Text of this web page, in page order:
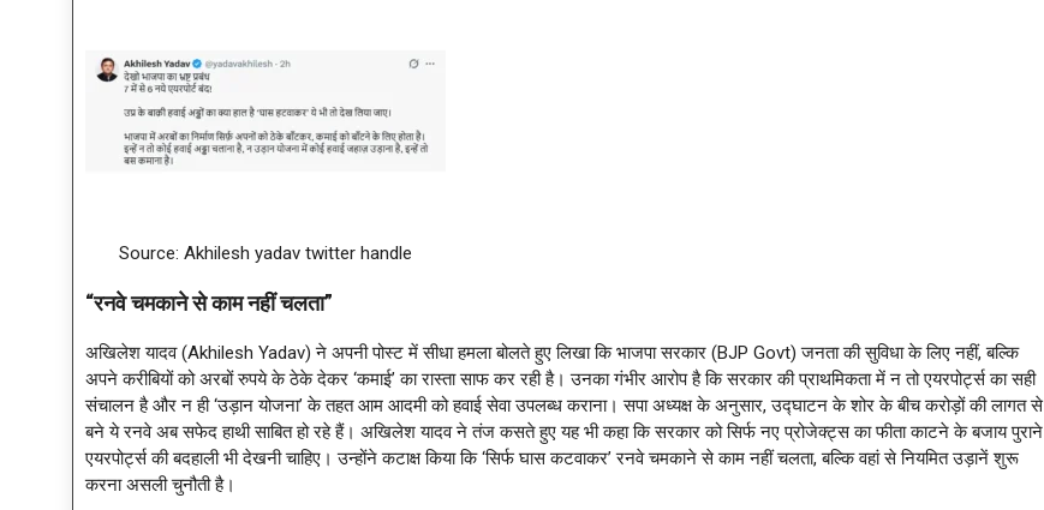
Source: Akhilesh yadav twitter handle
“रनवे चमकाने से काम नहीं चलता”
अखिलेश यादव (Akhilesh Yadav) ने अपनी पोस्ट में सीधा हमला बोलते हुए लिखा कि भाजपा सरकार (BJP Govt) जनता की सुविधा के लिए नहीं, बल्कि
अपने करीबियों को अरबों रुपये के ठेके देकर ‘कमाई’ का रास्ता साफ कर रही है। उनका गंभीर आरोप है कि सरकार की प्राथमिकता में न तो एयरपोर्ट्स का सही
संचालन है और न ही ‘उड़ान योजना’ के तहत आम आदमी को हवाई सेवा उपलब्ध कराना। सपा अध्यक्ष के अनुसार, उद्घाटन के शोर के बीच करोड़ों की लागत से
बने ये रनवे अब सफेद हाथी साबित हो रहे हैं। अखिलेश यादव ने तंज कसते हुए यह भी कहा कि सरकार को सिर्फ नए प्रोजेक्ट्स का फीता काटने के बजाय पुराने
एयरपोर्ट्स की बदहाली भी देखनी चाहिए। उन्होंने कटाक्ष किया कि ‘सिर्फ घास कटवाकर’ रनवे चमकाने से काम नहीं चलता, बल्कि वहां से नियमित उड़ानें शुरू
करना असली चुनौती है।